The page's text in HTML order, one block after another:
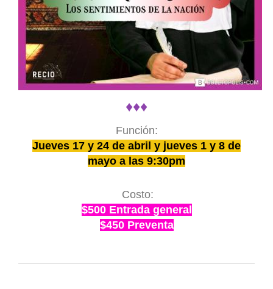
♦♦♦
Función:
Jueves 17 y 24 de abril y jueves 1 y 8 de
mayo a las 9:30pm
Costo:
$500 Entrada general
$450 Preventa